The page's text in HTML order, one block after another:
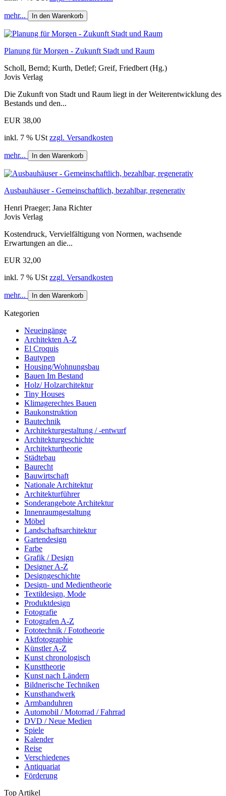
mehr... In den Warenkorb
Planung für Morgen - Zukunft Stadt und Raum
Scholl, Bernd; Kurth, Detlef; Greif, Friedbert (Hg.)
Jovis Verlag
Die Zukunft von Stadt und Raum liegt in der Weiterentwicklung des
Bestands und den...
EUR 38,00
inkl. 7 % USt zzgl. Versandkosten
mehr... In den Warenkorb
Ausbauhäuser - Gemeinschaftlich, bezahlbar, regenerativ
Henri Praeger; Jana Richter
Jovis Verlag
Kostendruck, Vervielfältigung von Normen, wachsende
Erwartungen an die...
EUR 32,00
inkl. 7 % USt zzgl. Versandkosten
mehr... In den Warenkorb
Kategorien
Neueingänge
Architekten A-Z
El Croquis
Bautypen
Housing/Wohnungsbau
Bauen Im Bestand
Holz/ Holzarchitektur
Tiny Houses
Klimagerechtes Bauen
Baukonstruktion
Bautechnik
Architekturgestaltung / -entwurf
Architekturgeschichte
Architekturtheorie
Städtebau
Baurecht
Bauwirtschaft
Nationale Architektur
Architekturführer
Sonderangebote Architektur
Innenraumgestaltung
Möbel
Landschaftsarchitektur
Gartendesign
Farbe
Grafik / Design
Designer A-Z
Designgeschichte
Design- und Medientheorie
Textildesign, Mode
Produktdesign
Fotografie
Fotografen A-Z
Fototechnik / Fototheorie
Aktfotographie
Künstler A-Z
Kunst chronologisch
Kunsttheorie
Kunst nach Ländern
Bildnerische Techniken
Kunsthandwerk
Armbanduhren
Automobil / Motorrad / Fahrrad
DVD / Neue Medien
Spiele
Kalender
Reise
Verschiedenes
Antiquariat
Förderung
Top Artikel